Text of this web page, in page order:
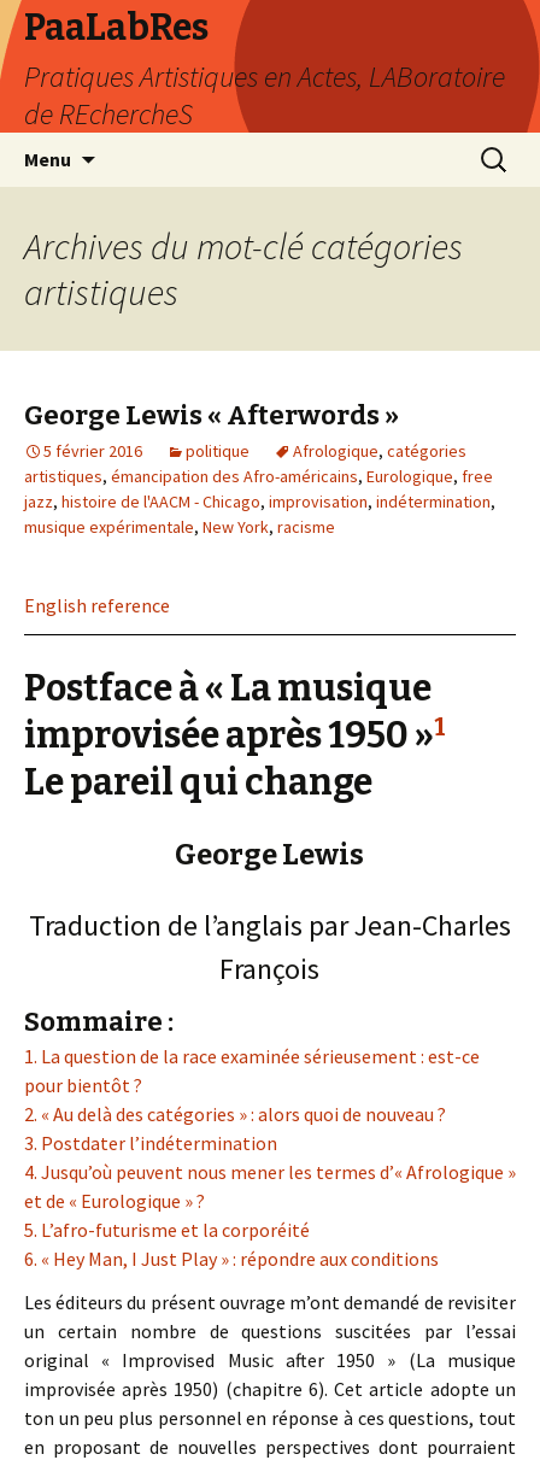
PaaLabRes
Pratiques Artistiques en Actes, LABoratoire
de REchercheS
Menu
principal
Archives du mot-clé catégories
artistiques
George Lewis « Afterwords »
5 février 2016 politique Afrologique, catégories
artistiques, émancipation des Afro-américains, Eurologique, free
jazz, histoire de l'AACM - Chicago, improvisation, indétermination,
musique expérimentale, New York, racisme
English reference
Postface à « La musique
improvisée après 1950 »1
Le pareil qui change
George Lewis
Traduction de l’anglais par Jean-Charles
François
Sommaire :
1. La question de la race examinée sérieusement : est-ce
pour bientôt ?
2. « Au delà des catégories » : alors quoi de nouveau ?
3. Postdater l’indétermination
4. Jusqu’où peuvent nous mener les termes d’« Afrologique »
et de « Eurologique » ?
5. L’afro-futurisme et la corporéité
6. « Hey Man, I Just Play » : répondre aux conditions
Les éditeurs du présent ouvrage m’ont demandé de revisiter
un certain nombre de questions suscitées par l’essai
original « Improvised Music after 1950 » (La musique
improvisée après 1950) (chapitre 6). Cet article adopte un
ton un peu plus personnel en réponse à ces questions, tout
en proposant de nouvelles perspectives dont pourraient